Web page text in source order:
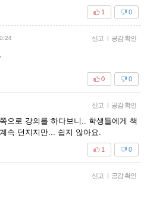
0
1
신고 | 공감 확인
0
0
신고 | 공감 확인
으로 강의를 하다보니.. 학생들에게 책
속 던지지만... 쉽지 않아요.
0
1
신고 | 공감 확인